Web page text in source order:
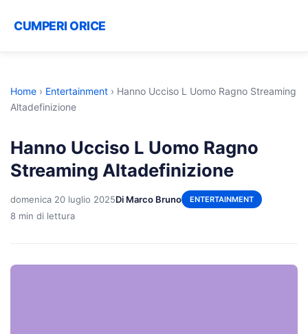
CUMPERI ORICE
Home › Entertainment › Hanno Ucciso L Uomo Ragno Streaming
Altadefinizione
Hanno Ucciso L Uomo Ragno
Streaming Altadefinizione
domenica 20 luglio 2025Di Marco Bruno ENTERTAINMENT
8 min di lettura